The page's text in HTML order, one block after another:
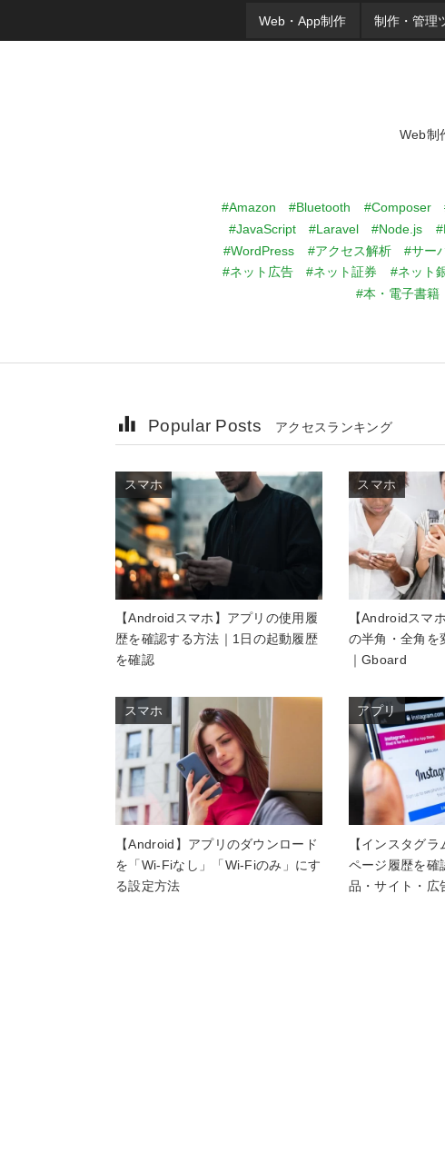
Web・App制作 制作・管理
Web制
#Amazon #Bluetooth #Composer
#JavaScript
#Laravel #Node.js
#WordPress
#アクセス解析 #サー
#ネット広告
#ネット証券 #ネット
#本・電子書籍
Popular Posts アクセスランキング
スマホ
【Androidスマホ】アプリの使用履
歴を確認する方法｜1日の起動履歴
を確認
スマホ
【Androidスマ
の半角・全角を
｜Gboard
スマホ
【Android】アプリのダウンロード
を「Wi-Fiなし」「Wi-Fiのみ」にす
る設定方法
アプリ
【インスタグ
ページ履歴を確
品・サイト・広